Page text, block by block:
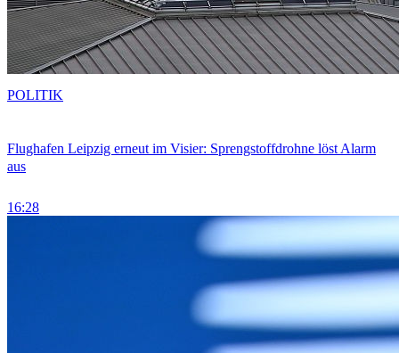
Flughafen Leipzig erneut im Visier: Sprengstoffdrohne löst Alarm
aus
16:28
POLITIK